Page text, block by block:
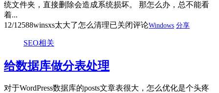
统文件夹，直接删除会造成系统损坏。 那怎么办，总不能看
着...
12/12588winsxs太大了怎么清理已关闭评论Windows 分享
SEO相关
给数据库做分表处理
对于WordPress数据库的posts文章表很大，怎么优化是个头疼